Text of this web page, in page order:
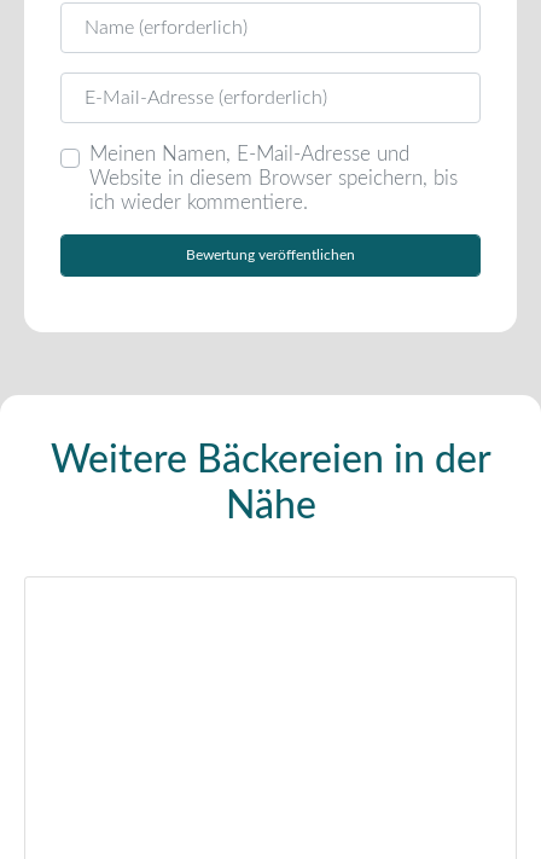
Name
E-Mail
Meinen Namen, E-Mail-Adresse und
Website in diesem Browser speichern, bis
ich wieder kommentiere.
Weitere Bäckereien in der
Nähe